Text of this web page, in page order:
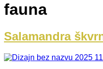
fauna
Salamandra